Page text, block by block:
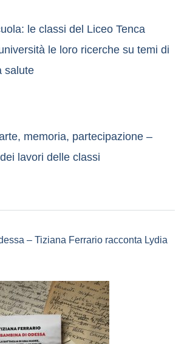
le classi del Liceo Tenca
le loro ricerche su temi di
salute
memoria, partecipazione –
lavori delle classi
– Tiziana Ferrario racconta Lydia